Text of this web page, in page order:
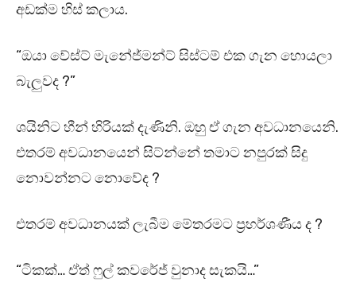
අඩක්ම හිස් කලාය.
“ඔයා වේස්ට් මැනේජ්මන්ට් සිස්ටම් එක ගැන හොයලා
බැලුවද ?”
ශයිනිට හීන් හිරියක් දැණිනි. ඔහු ඒ ගැන අවධානයෙනි.
එතරම් අවධානයෙන් සිට්න්නේ තමාට නපුරක් සිදු
නොවන්නට නොවේද ?
එතරම් අවධානයක් ලැබීම මේතරමට ප්‍රහර්ශණීය ද ?
“ටිකක්… ඒත් ෆුල් කවරේජ් වුනාද සැකයි…”